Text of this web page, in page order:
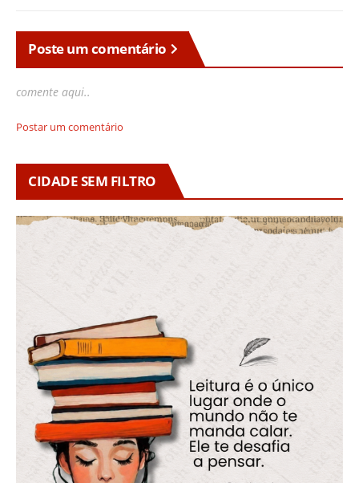
Poste um comentário
comente aqui..
Postar um comentário
CIDADE SEM FILTRO